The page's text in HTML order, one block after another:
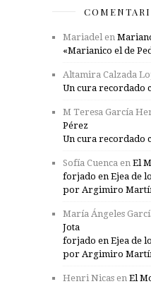
Mariadel en
«Marianico el de
Altamira Calzada
Un cura recordado
M Teresa García
Pérez
Un cura recordado
Sofía Cuenca en El
forjado en Ejea de
por Argimiro
María Ángeles
Jota
forjado en Ejea de
por Argimiro
Henri Nicas en El